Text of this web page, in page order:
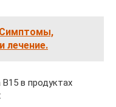
Симптомы,
лечение.
в продуктах